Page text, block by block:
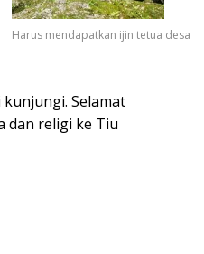
Harus mendapatkan ijin tetua desa
Selamat
dan religi ke Tiu